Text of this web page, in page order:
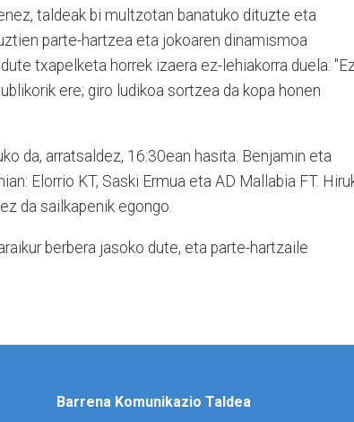
taldeak bi multzotan banatuko dituzte eta
parte-hartzea eta jokoaren dinamismoa
txapelketa horrek izaera ez-lehiakorra duela:
ere; giro ludikoa sortzea da kopa honen
da, arratsaldez, 16:30ean hasita. Benjamin eta
Elorrio KT, Saski Ermua eta AD Mallabia FT.
da sailkapenik egongo.
berbera jasoko dute, eta parte-hartzaile
Barrena Komunikazio Taldea